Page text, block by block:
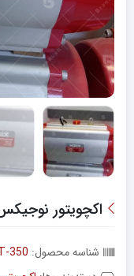
اکچویتور نوجیکس
شناسه محصول: 350